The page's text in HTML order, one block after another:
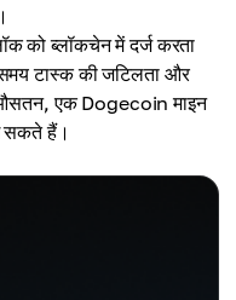
को ब्लॉकचेन में दर्ज करता
टास्क की जटिलता और
औसतन, एक Dogecoin माइन
सकते हैं।